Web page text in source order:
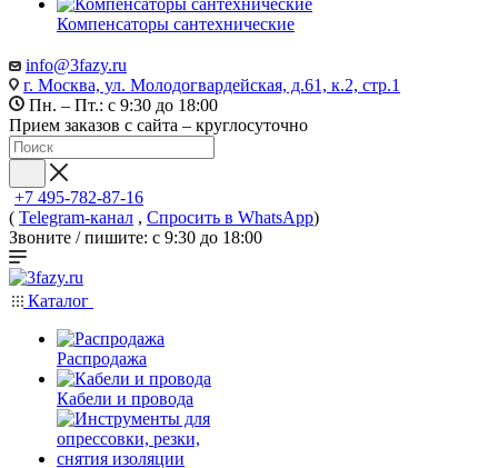
Компенсаторы сантехнические
info@3fazy.ru
г. Москва, ул. Молодогвардейская, д.61, к.2, стр.1
Пн. – Пт.: с 9:30 до 18:00
Прием заказов с сайта – круглосуточно
+7 495-782-87-16
( Telegram-канал , Спросить в WhatsApp)
Звоните / пишите: с 9:30 до 18:00
Каталог
Распродажа
Кабели и провода